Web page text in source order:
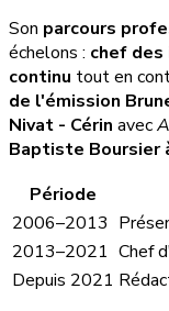
Son parcours
échelons : chef
continu tout en
de l'émission
Nivat - Cérin avec
Baptiste Boursier
Période
2006–2013
2013–2021 Chef
Depuis 2021